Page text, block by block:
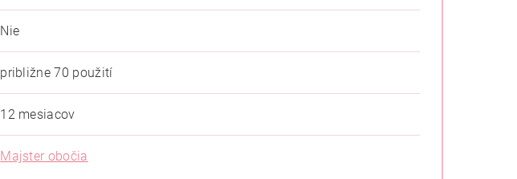
Nie
približne 70 použití
12 mesiacov
Majster obočia